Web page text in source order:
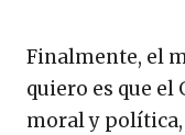
Finalmente, el
quiero es que el
moral y política,